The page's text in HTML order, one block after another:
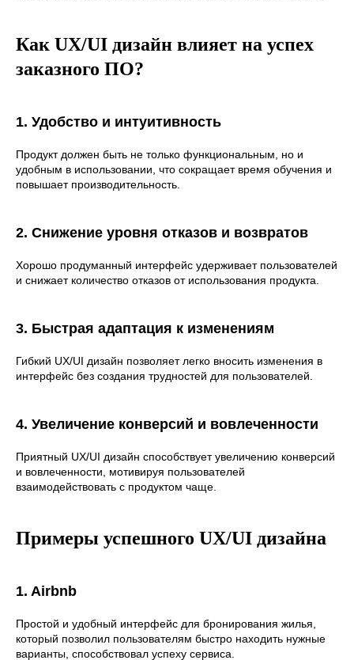
Как UX/UI дизайн влияет на успех
заказного ПО?
1. Удобство и интуитивность
Продукт должен быть не только функциональным, но и
удобным в использовании, что сокращает время обучения и
повышает производительность.
2. Снижение уровня отказов и возвратов
Хорошо продуманный интерфейс удерживает пользователей
и снижает количество отказов от использования продукта.
3. Быстрая адаптация к изменениям
Гибкий UX/UI дизайн позволяет легко вносить изменения в
интерфейс без создания трудностей для пользователей.
4. Увеличение конверсий и вовлеченности
Приятный UX/UI дизайн способствует увеличению конверсий
и вовлеченности, мотивируя пользователей
взаимодействовать с продуктом чаще.
Примеры успешного UX/UI дизайна
1. Airbnb
Простой и удобный интерфейс для бронирования жилья,
который позволил пользователям быстро находить нужные
варианты, способствовал успеху сервиса.